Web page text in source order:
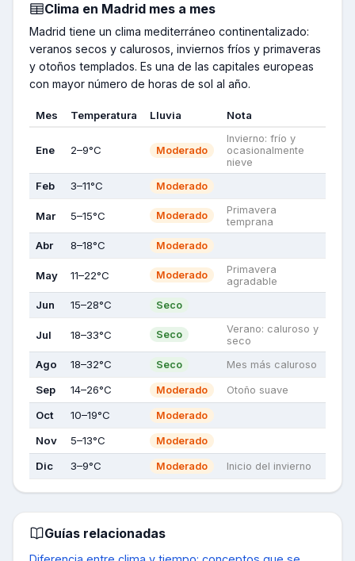
Clima en Madrid mes a mes
Madrid tiene un clima mediterráneo continentalizado:
veranos secos y calurosos, inviernos fríos y primaveras
y otoños templados. Es una de las capitales europeas
con mayor número de horas de sol al año.
Mes Temperatura Lluvia Nota
Ene 2–9°C Moderado
Invierno: frío y
ocasionalmente
nieve
Feb 3–11°C Moderado
Mar 5–15°C Moderado
Primavera
temprana
Abr 8–18°C Moderado
May 11–22°C Moderado
Primavera
agradable
Jun 15–28°C Seco
Jul 18–33°C Seco
Verano: caluroso y
seco
Ago 18–32°C Seco Mes más caluroso
Sep 14–26°C Moderado Otoño suave
Oct 10–19°C Moderado
Nov 5–13°C Moderado
Dic 3–9°C Moderado Inicio del invierno
Guías relacionadas